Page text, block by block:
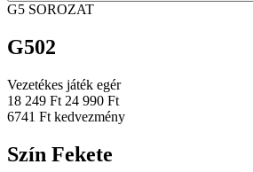
G5 SOROZAT
G502
Vezetékes játék egér
18 249 Ft 24 990 Ft
6741 Ft kedvezmény
Szín Fekete